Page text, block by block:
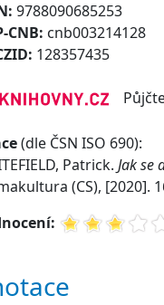
9788090685253
CNB: cnb003214128
128357435
(dle ČSN ISO 690):
Patrick. Jak se
(CS), [2020].